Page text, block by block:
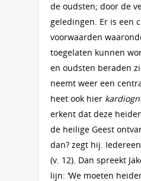
de oudsten; door de
geledingen. Er is een
voorwaarden
toegelaten kunnen
en oudsten beraden
neemt weer een
heet ook hier
erkent dat deze
de heilige Geest
dan? zegt hij.
(v. 12). Dan spreekt
lijn: ‘We moeten